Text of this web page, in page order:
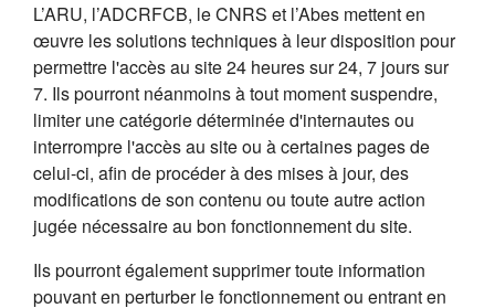
L’ARU, l’ADCRFCB, le CNRS et l’Abes mettent en
œuvre les solutions techniques à leur disposition pour
permettre l'accès au site 24 heures sur 24, 7 jours sur
7. Ils pourront néanmoins à tout moment suspendre,
limiter une catégorie déterminée d'internautes ou
interrompre l'accès au site ou à certaines pages de
celui-ci, afin de procéder à des mises à jour, des
modifications de son contenu ou toute autre action
jugée nécessaire au bon fonctionnement du site.
Ils pourront également supprimer toute information
pouvant en perturber le fonctionnement ou entrant en